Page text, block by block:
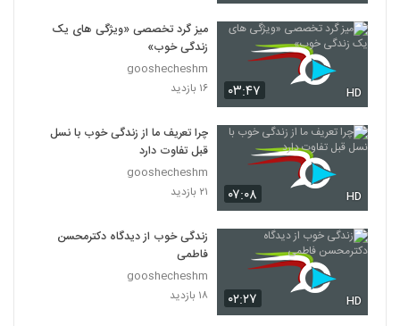
۰۳:۴۷ HD
میز گرد تخصصی «ویژگی های یک
زندگی خوب»
gooshecheshm
۱۶ بازدید
۰۷:۰۸ HD
چرا تعریف ما از زندگی خوب با نسل
قبل تفاوت دارد
gooshecheshm
۲۱ بازدید
۰۲:۲۷ HD
زندگی خوب از دیدگاه دکترمحسن
فاطمی
gooshecheshm
۱۸ بازدید